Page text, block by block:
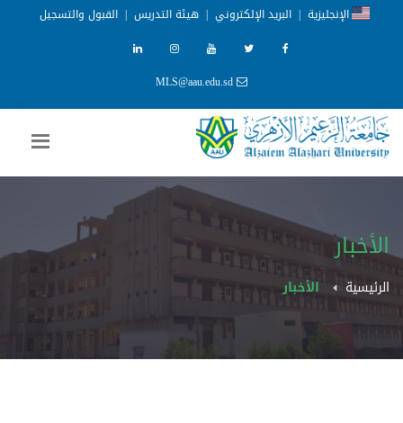
الإنجليزية | البريد الإلكتروني | هيئة التدريس | القبول والتسجيل
MLS@aau.edu.sd
الأخبار
الرئيسية الأخبار